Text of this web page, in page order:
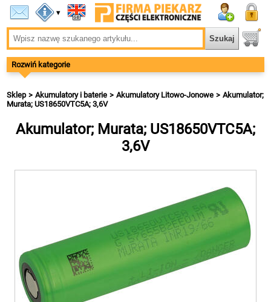
▾
Rozwiń kategorie
Sklep Akumulatory i baterie Akumulatory Litowo-Jonowe
Akumulator;
Murata; US18650VTC5A; 3,6V
Akumulator; Murata; US18650VTC5A;
3,6V